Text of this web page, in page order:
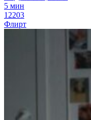
5 мин
12203
Флирт